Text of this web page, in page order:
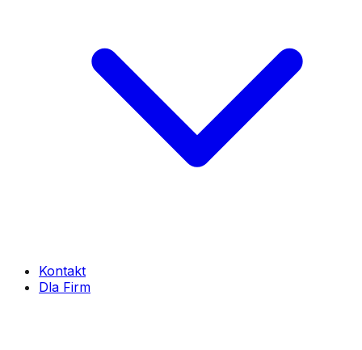
Kontakt
Dla Firm